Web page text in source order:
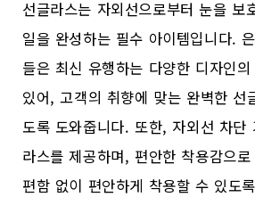
선글라스는 자외선으로부터 눈을 보
일을 완성하는 필수 아이템입니다.
들은 최신 유행하는 다양한 디자인
있어, 고객의 취향에 맞는 완벽한 선
도록 도와줍니다. 또한, 자외선 차단
라스를 제공하며, 편안한 착용감으
편함 없이 편안하게 착용할 수 있도